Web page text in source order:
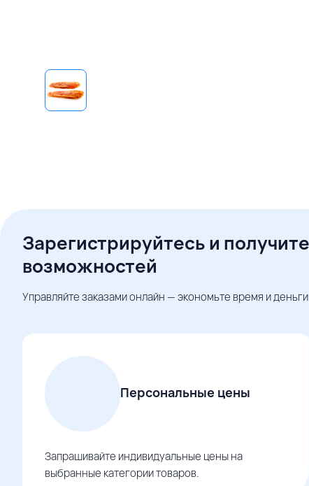
Зарегистрируйтесь и
возможностей
Управляйте заказами онлайн — экономьте время и деньги
Персональные цены
Запрашивайте индивидуальные цены на
выбранные категории товаров.